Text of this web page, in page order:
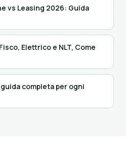
vs Leasing 2026: Guida
Elettrico e NLT, Come
completa per ogni